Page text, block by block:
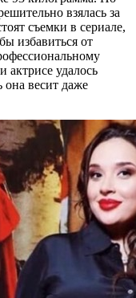
взялась за
съемки в сериале,
избавиться от
актрисе удалось
она весит даже